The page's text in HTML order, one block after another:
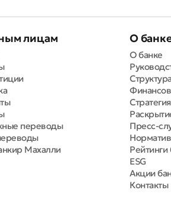
лицам
переводы
Махалли
О
О банке
Пресс-
Рейтинги
ESG
Акции
Контакты